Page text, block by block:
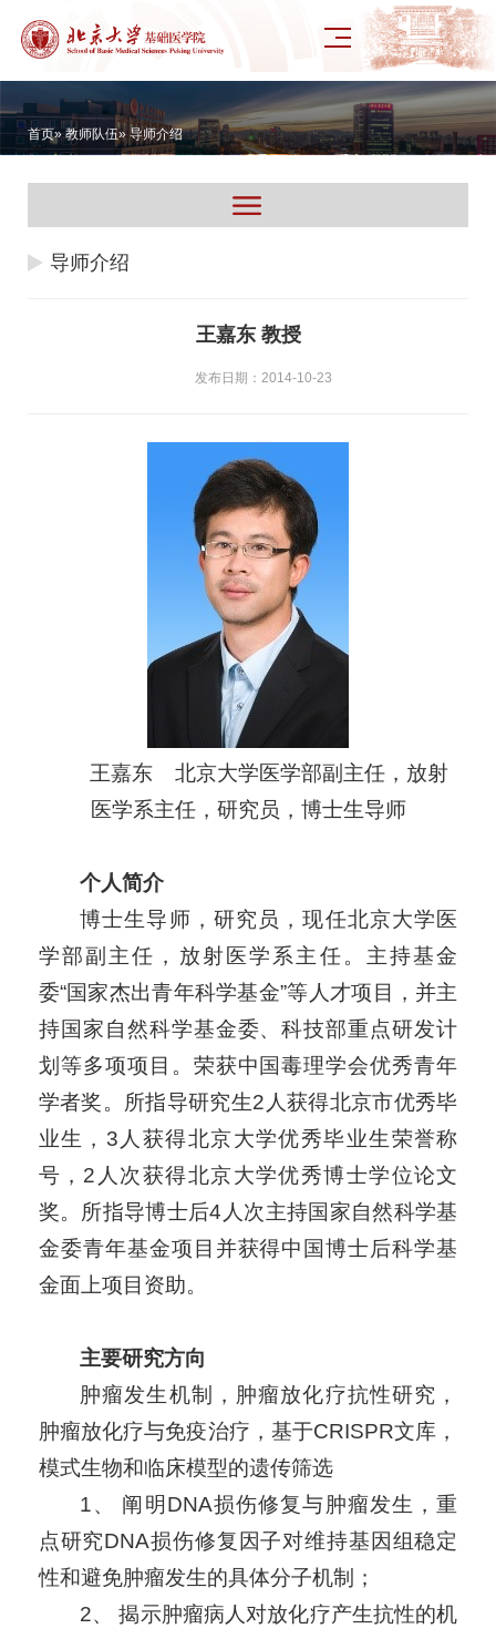
首页»教师队伍» 导师介绍
导师介绍
王嘉东 教授
发布日期：2014-10-23
王嘉东 北京大学医学部副主任，放射
医学系主任，研究员， 博士生导师
个人简介
博士生导师，研究员，现任北京大学医
学部副主任，放射医学系主任。主持基金
委“国家杰出青年科学基金”等人才项目，并主
持国家自然科学基金委、科技部重点研发计
划等多项项目。荣获中国毒理学会优秀青年
学者奖。所指导研究生2人获得北京市优秀毕
业生，3人获得北京大学优秀毕业生荣誉称
号，2人次获得北京大学优秀博士学位论文
奖。所指导博士后4人次主持国家自然科学基
金委青年基金项目并获得中国博士后科学基
金面上项目资助。
主要研究方向
肿瘤发生机制，肿瘤放化疗抗性研究，
肿瘤放化疗与免疫治疗，基于CRISPR文库，
模式生物和临床模型的遗传筛选
1、 阐明DNA损伤修复与肿瘤发生，重
点研究DNA损伤修复因子对维持基因组稳定
性和避免肿瘤发生的具体分子机制；
2、 揭示肿瘤病人对放化疗产生抗性的机